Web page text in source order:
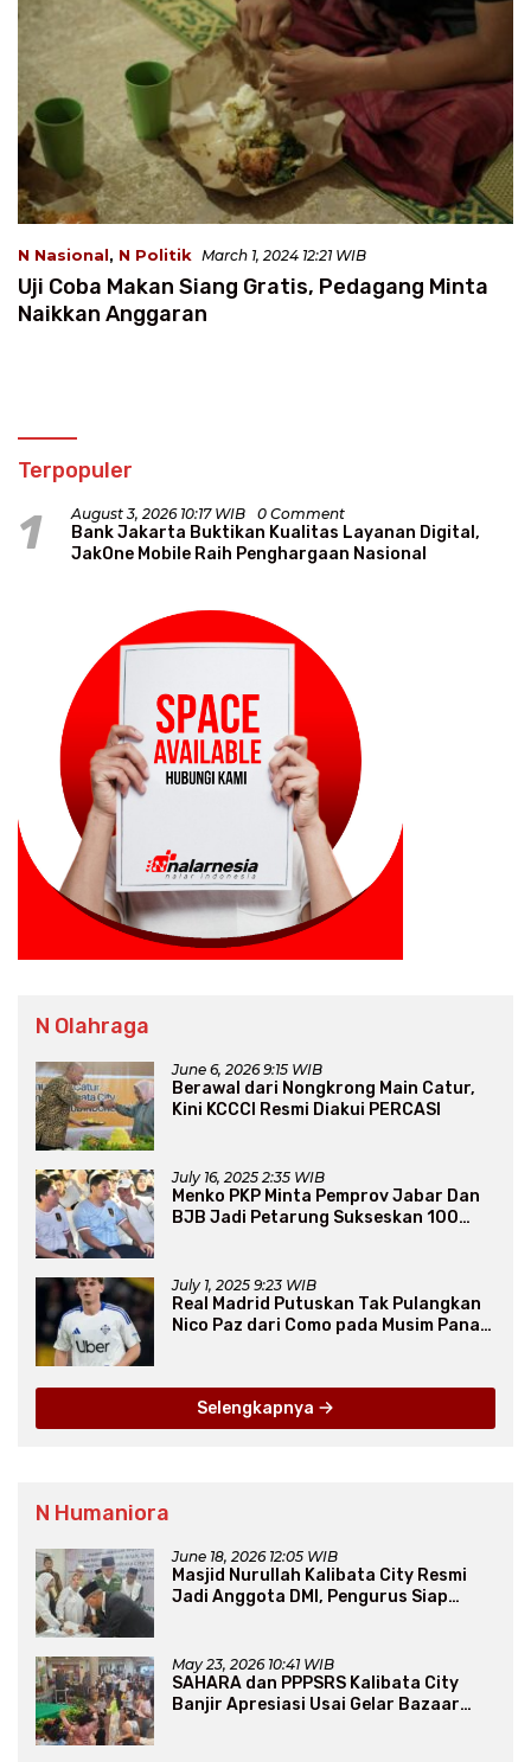
N Nasional, N Politik March 1, 2024 12:21 WIB
Uji Coba Makan Siang Gratis, Pedagang Minta
Naikkan Anggaran
Terpopuler
1 August 3, 2026 10:17 WIB 0 Comment
Bank Jakarta Buktikan Kualitas Layanan Digital,
JakOne Mobile Raih Penghargaan Nasional
N Olahraga
June 6, 2026 9:15 WIB
Berawal dari Nongkrong Main Catur,
Kini KCCCI Resmi Diakui PERCASI
July 16, 2025 2:35 WIB
Menko PKP Minta Pemprov Jabar Dan
BJB Jadi Petarung Sukseskan 100
July 1, 2025 9:23 WIB
Real Madrid Putuskan Tak Pulangkan
Nico Paz dari Como pada Musim Panas
Selengkapnya
N Humaniora
June 18, 2026 12:05 WIB
Masjid Nurullah Kalibata City Resmi
Jadi Anggota DMI, Pengurus Siap
May 23, 2026 10:41 WIB
SAHARA dan PPPSRS Kalibata City
Banjir Apresiasi Usai Gelar Bazaar